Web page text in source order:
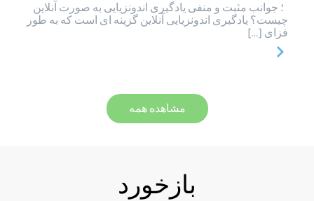
؛ جوانب مثبت و منفی یادگیری اندونزیایی به صورت آنلاین
چیست؟ یادگیری اندونزیایی آنلاین گزینه ای است که به طور
فزای […]
مشاهده همه
بازخورد